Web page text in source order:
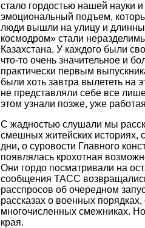
стало гордостью нашей науки
эмоциональный подъем,
люди вышли на улицу и
космодром» стали
Казахстана. У каждого были
что-то очень значительное и
практически первым
были хоть завтра вылететь на
не представляли себе все
этом узнали позже, уже
С жадностью слушали мы
смешных житейских историях,
дни, о суровости Главного
появлялась крохотная
Они гордо посматривали на
сообщения ТАСС
расспросов об очередном
рассказах о военных
многочисленных смежниках.
края.